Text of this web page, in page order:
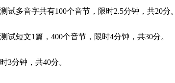
试多音字共有100个音节，限时2.5分钟，共20分。
试短文1篇，400个音节，限时4分钟，共30分。
3分钟，共40分。